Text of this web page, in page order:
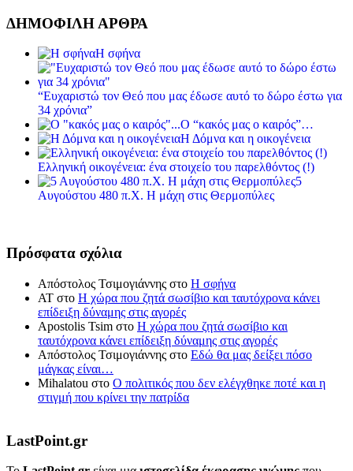
ΔΗΜΟΦΙΛΗ ΑΡΘΡΑ
Η σφήνα
“Ευχαριστώ τον Θεό που μας έδωσε αυτό το δώρο έστω για
34 χρόνια”
Ο “κακός μας ο καιρός”…
Η Δόμνα και η οικογένεια
Ελληνική οικογένεια: ένα στοιχείο του παρελθόντος (!)
5
Αυγούστου 480 π.Χ. Η μάχη στις Θερμοπύλες
Πρόσφατα σχόλια
Απόστολος Τσιμογιάννης στο Η σφήνα
ΑΤ στο Η χώρα που ζητά σωσίβιο και ταυτόχρονα κάνει
επίδειξη δύναμης στις αγορές
Apostolis Tsim στο Η χώρα που ζητά σωσίβιο και
ταυτόχρονα κάνει επίδειξη δύναμης στις αγορές
Απόστολος Τσιμογιάννης στο Εδώ θα μας δείξει πόσο
μάγκας είναι…
Mihalatou στο Ο πολιτικός που δεν ελέγχθηκε ποτέ και η
στιγμή που κρίνει την πατρίδα
LastPoint.gr